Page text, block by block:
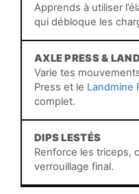
Apprends à utiliser
qui débloque les
AXLE PRESS &
Varie tes
Press et le Landmine
complet.
DIPS LESTÉS
Renforce les triceps,
verrouillage final.